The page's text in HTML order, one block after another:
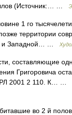
(Источник:… …
1 го тысячелетия
территории
и Западной… …
составляющие
Григоровича
РЛ 2001 2 110. К… …
во 2 й